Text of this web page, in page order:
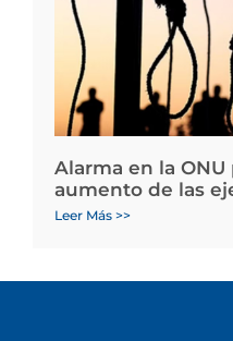
Alarma en la
aumento de las
Leer Más >>